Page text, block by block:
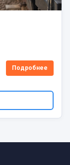
Подробнее